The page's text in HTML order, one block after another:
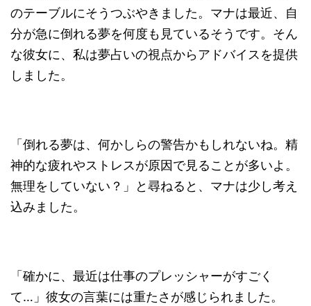
のテーブルにそうつぶやきました。マナは最近、自
分が急に倒れる夢を何度も見ているそうです。そん
な彼女に、私は夢占いの視点からアドバイスを提供
しました。
「倒れる夢は、何かしらの警告かもしれないね。精
神的な疲れやストレスが原因で見ることが多いよ。
無理をしていない？」と尋ねると、マナは少し考え
込みました。
「確かに、最近は仕事のプレッシャーがすごく
て…」彼女の言葉には重たさが感じられました。